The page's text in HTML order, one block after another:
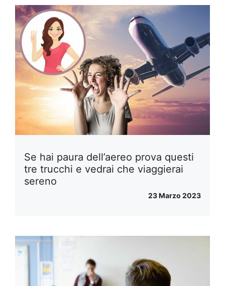
Se hai paura dell’aereo prova questi
tre trucchi e vedrai che viaggierai
sereno
23 Marzo 2023